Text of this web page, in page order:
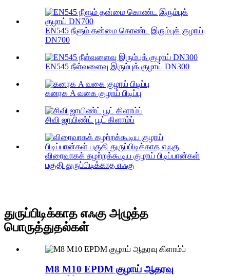
EN545 நீளும் தன்மை கொண்ட இரும்புக் குழாய்
DN700
EN545 நீள்வளைவு இரும்புக் குழாய் DN300
கனரக A வகை குழாய் பிடிப்பு
சிவி ஜாயிண்ட் பூட் கிளாம்ப்
விரைவாகக் கழற்றக்கூடிய குழாய் பிடிப்பான்கள்
பகுதி துருப்பிடிக்காத எஃகு
துருப்பிடிக்காத எஃகு அழுத்த
பொருத்துதல்கள்
M8 M10 EPDM குழாய் ஆதரவு